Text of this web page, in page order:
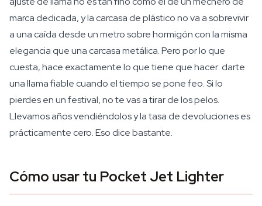
marca dedicada, y la carcasa de plástico no va a sobrevivir
a una caída desde un metro sobre hormigón con la misma
elegancia que una carcasa metálica. Pero por lo que
cuesta, hace exactamente lo que tiene que hacer: darte
una llama fiable cuando el tiempo se pone feo. Si lo
pierdes en un festival, no te vas a tirar de los pelos.
Llevamos años vendiéndolos y la tasa de devoluciones es
prácticamente cero. Eso dice bastante.
Cómo usar tu Pocket Jet Lighter